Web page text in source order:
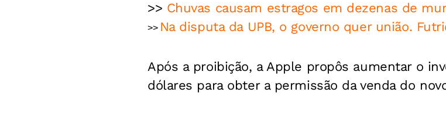
>> Chuvas causam estragos em dezenas de
>> Na disputa da UPB, o governo quer união.
Após a proibição, a Apple propôs aumentar o
dólares para obter a permissão da venda do